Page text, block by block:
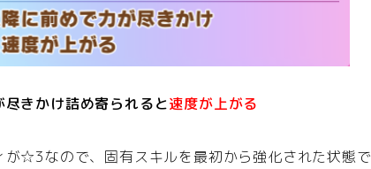
きかけ詰め寄られると速度が上がる
が☆3なので、固有スキルを最初から強化された状態で